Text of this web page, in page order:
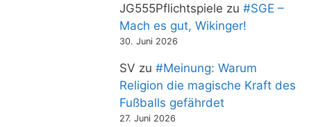
JG555Pflichtspiele zu #SGE –
Mach es gut, Wikinger!
30. Juni 2026
SV zu #Meinung: Warum
Religion die magische Kraft des
Fußballs gefährdet
27. Juni 2026